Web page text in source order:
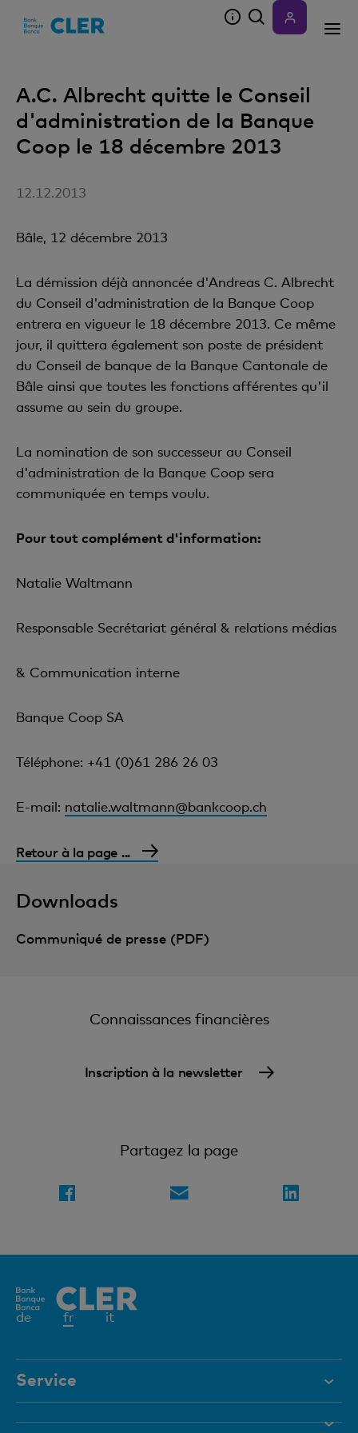
A.C. Albrecht quitte le Conseil
d'administration de la Banque
Coop le 18 décembre 2013
12.12.2013
Bâle, 12 décembre 2013
La démission déjà annoncée d'Andreas C. Albrecht
du Conseil d'administration de la Banque Coop
entrera en vigueur le 18 décembre 2013. Ce même
jour, il quittera également son poste de président
du Conseil de banque de la Banque Cantonale de
Bâle ainsi que toutes les fonctions afférentes qu'il
assume au sein du groupe.
La nomination de son successeur au Conseil
d'administration de la Banque Coop sera
communiquée en temps voulu.
Pour tout complément d'information:
Natalie Waltmann
Responsable Secrétariat général & relations médias
& Communication interne
Banque Coop SA
Téléphone: +41 (0)61 286 26 03
E-mail: natalie.waltmann@bankcoop.ch
Retour à la page ...
Downloads
Communiqué de presse (PDF)
Connaissances financières
Inscription à la newsletter
Partagez la page
de frElément
it
Service